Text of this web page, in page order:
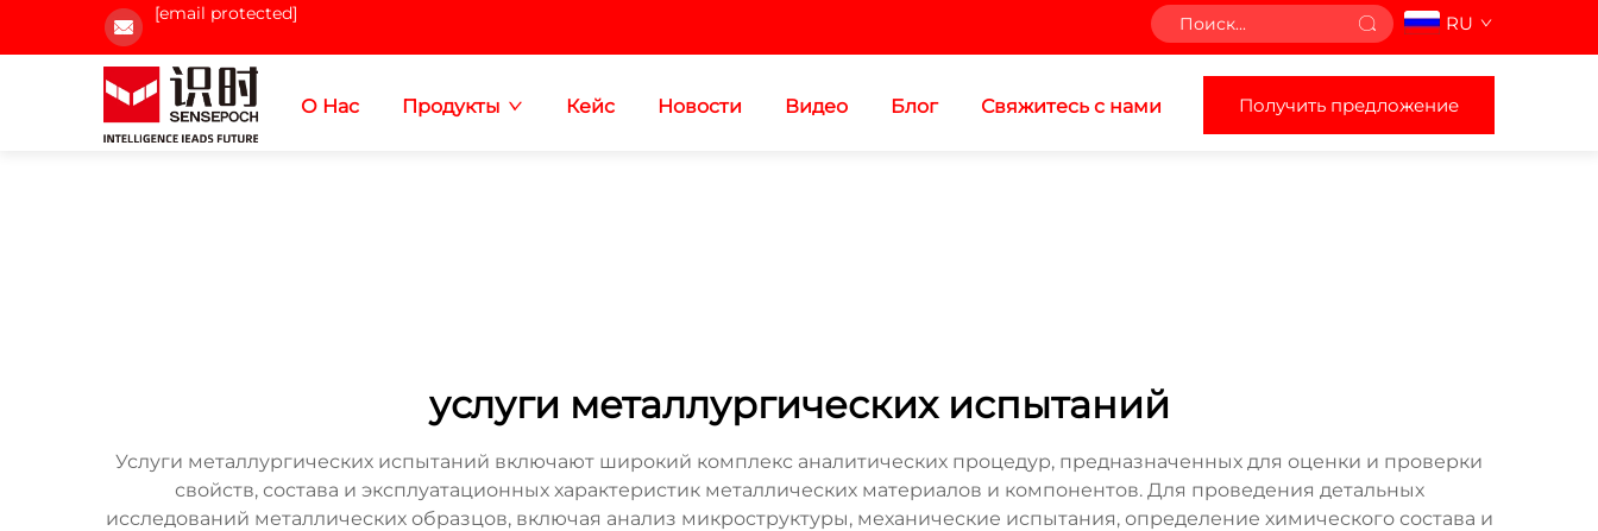
[email protected] RU
О Нас Продукты Кейс Новости Видео Блог Свяжитесь с нами Получить предложение
услуги металлургических испытаний
Услуги металлургических испытаний включают широкий комплекс аналитических процедур, предназначенных для оценки и проверки
свойств, состава и эксплуатационных характеристик металлических материалов и компонентов. Для проведения детальных
исследований металлических образцов, включая анализ микроструктуры, механические испытания, определение химического состава и